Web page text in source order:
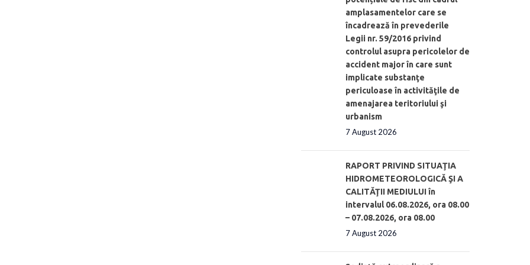
amplasamentelor care se
încadrează în prevederile
Legii nr. 59/2016 privind
controlul asupra pericolelor de
accident major în care sunt
implicate substanţe
periculoase în activităţile de
amenajarea teritoriului şi
urbanism
7 August 2026
RAPORT PRIVIND SITUAŢIA
HIDROMETEOROLOGICĂ ŞI A
CALITĂŢII MEDIULUI în
intervalul 06.08.2026, ora 08.00
– 07.08.2026, ora 08.00
7 August 2026